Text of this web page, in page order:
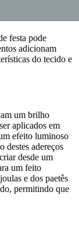
festa pode
adicionam
do tecido e
um brilho
aplicados em
efeito luminoso
destes adereços
desde um
um feito
e dos paetês
permitindo que